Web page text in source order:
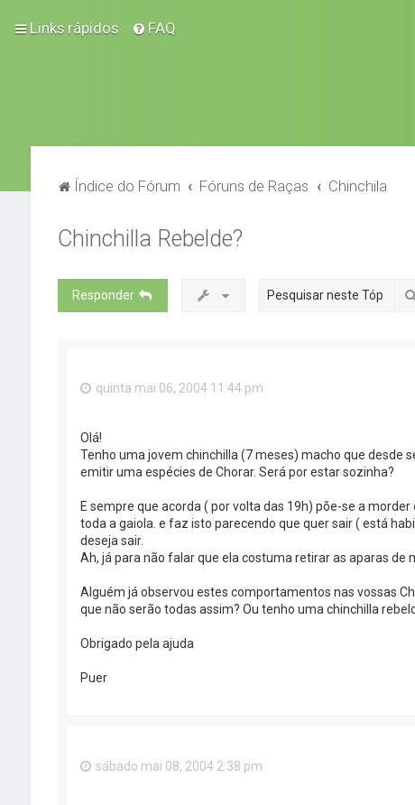
Links rápidos FAQ
Índice do Fórum Fóruns de Raças Chinchila
Chinchilla Rebelde?
Responder
quinta mai 06, 2004 11:44 pm
Olá!
Tenho uma jovem chinchilla (7 meses) macho que
emitir uma espécies de Chorar. Será por estar sozinha?
E sempre que acorda ( por volta das 19h) põe-se a
toda a gaiola. e faz isto parecendo que quer sair ( está
deseja sair.
Ah, já para não falar que ela costuma retirar as aparas de
Alguém já observou estes comportamentos nas vossas
que não serão todas assim? Ou tenho uma chinchilla
Obrigado pela ajuda
Puer
sábado mai 08, 2004 2:38 pm